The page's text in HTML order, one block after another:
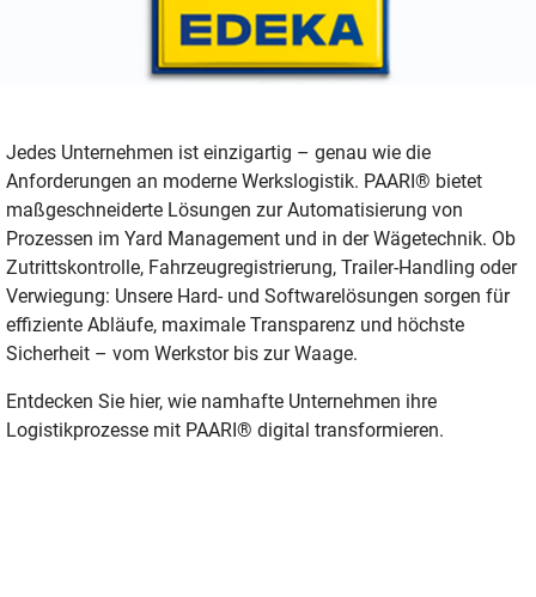
Jedes Unternehmen ist einzigartig – genau wie die
Anforderungen an moderne Werkslogistik. PAARI® bietet
maßgeschneiderte Lösungen zur Automatisierung von
Prozessen im Yard Management und in der Wägetechnik. Ob
Zutrittskontrolle, Fahrzeugregistrierung, Trailer-Handling oder
Verwiegung: Unsere Hard- und Softwarelösungen sorgen für
effiziente Abläufe, maximale Transparenz und höchste
Sicherheit – vom Werkstor bis zur Waage.
Entdecken Sie hier, wie namhafte Unternehmen ihre
Logistikprozesse mit PAARI® digital transformieren.